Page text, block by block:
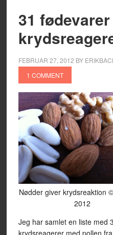
31
FEBRUAR 27, 2012 BY
1 COMMENT
Nødder giver krydsreaktion
2012
Jeg har samlet en liste med
krydsreagerer med pollen